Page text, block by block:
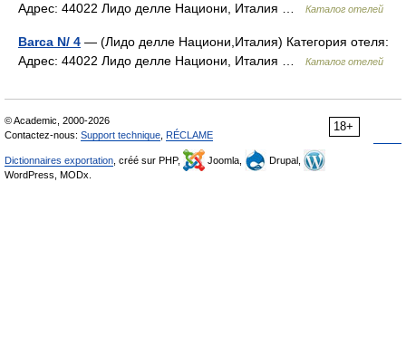
Адрес: 44022 Лидо делле Национи, Италия …
Каталог отелей
Barca N/ 4 — (Лидо делле Национи,Италия) Категория отеля:
Адрес: 44022 Лидо делле Национи, Италия …
Каталог отелей
18+
© Academic, 2000-2026
Contactez-nous: Support technique RÉCLAME
Dictionnaires exportation , créé sur PHP, Joomla,
Drupal,
WordPress, MODx.